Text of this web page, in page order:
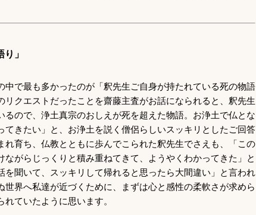
」
中で最も多かったのが「釈先生ご自身が持たれている死の物語
リクエストだったことを齋藤主査がお話になられると、釈先生
るので、浄土真宗のおしえが死を超えた物語。お浄土で仏とな
てきたい」と、お浄土を説く僧侶らしいスッキリとしたご回答
れ育ち、仏教とともに歩んでこられた釈先生でさえも、「この
がらじっくりと積み重ねてきて、ようやくわかってきた」と
を聞いて、スッキリして帰れると思ったら大間違い」と言われ
世界へ私達が近づくために、まずは心と感性の柔軟さが求めら
ていたように思います。